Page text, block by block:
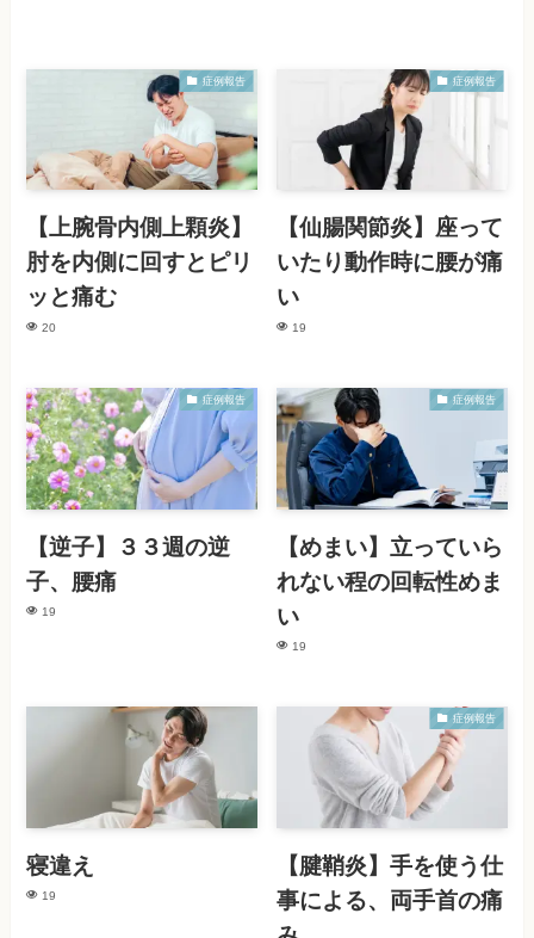
症例報告
【上腕骨内側上顆炎】
肘を内側に回すとピリ
ッと痛む
20
症例報告
【仙腸関節炎】座って
いたり動作時に腰が痛
い
19
症例報告
【逆子】３３週の逆
子、腰痛
19
症例報告
【めまい】立っていら
れない程の回転性めま
い
19
寝違え
19
症例報告
【腱鞘炎】手を使う仕
事による、両手首の痛